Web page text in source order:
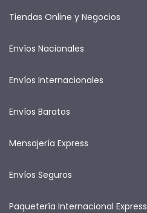
Tiendas Online y Negocios
Envíos Nacionales
Envíos Internacionales
Envíos Baratos
Mensajería Express
Envíos Seguros
Paquetería Internacional Express